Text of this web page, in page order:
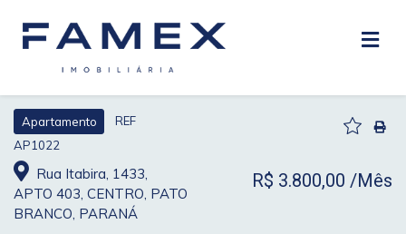
Apartamento
REF
AP1022
Rua Itabira, 1433,
APTO 403, CENTRO, PATO
BRANCO, PARANÁ
R$ 3.800,00 /Mês